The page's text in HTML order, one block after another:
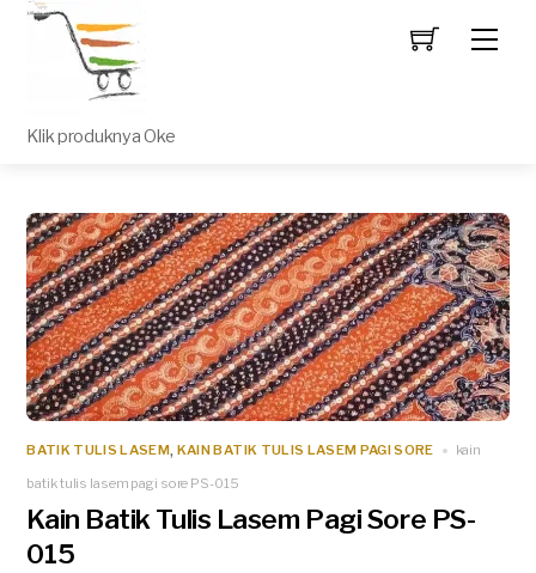
Klik produknya Oke
BATIK TULIS LASEM, KAIN BATIK TULIS LASEM PAGI SORE
kain
batik tulis lasem pagi sore PS-015
Kain Batik Tulis Lasem Pagi Sore PS-
015